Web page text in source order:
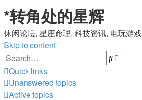
*转角处的星辉
休闲论坛, 星座命理, 科技资讯, 电玩游戏
Skip to content
Search
Quick links
Unanswered topics
Active topics